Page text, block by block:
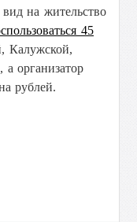
на жительство
45
Калужской,
а организатор
рублей.